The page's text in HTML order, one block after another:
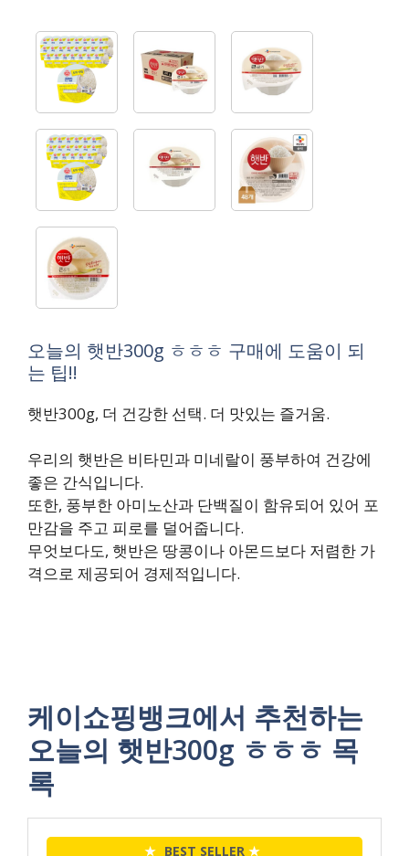
오늘의 햇반300g ㅎㅎㅎ 구매에 도움이 되
는 팁!!
햇반300g, 더 건강한 선택. 더 맛있는 즐거움.
우리의 햇반은 비타민과 미네랄이 풍부하여 건강에
좋은 간식입니다.
또한, 풍부한 아미노산과 단백질이 함유되어 있어 포
만감을 주고 피로를 덜어줍니다.
무엇보다도, 햇반은 땅콩이나 아몬드보다 저렴한 가
격으로 제공되어 경제적입니다.
케이쇼핑뱅크에서 추천하는
오늘의 햇반300g ㅎㅎㅎ 목
록
★ BEST SELLER ★